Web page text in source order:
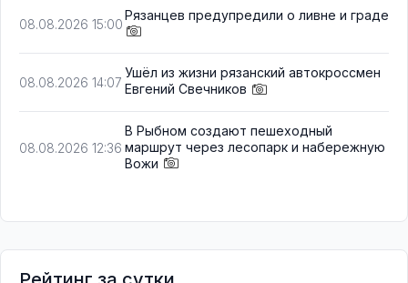
08.08.2026 15:00
Рязанцев предупредили о ливне и граде
08.08.2026 14:07
Ушёл из жизни рязанский автокроссмен
Евгений Свечников
08.08.2026 12:36
В Рыбном создают пешеходный
маршрут через лесопарк и набережную
Вожи